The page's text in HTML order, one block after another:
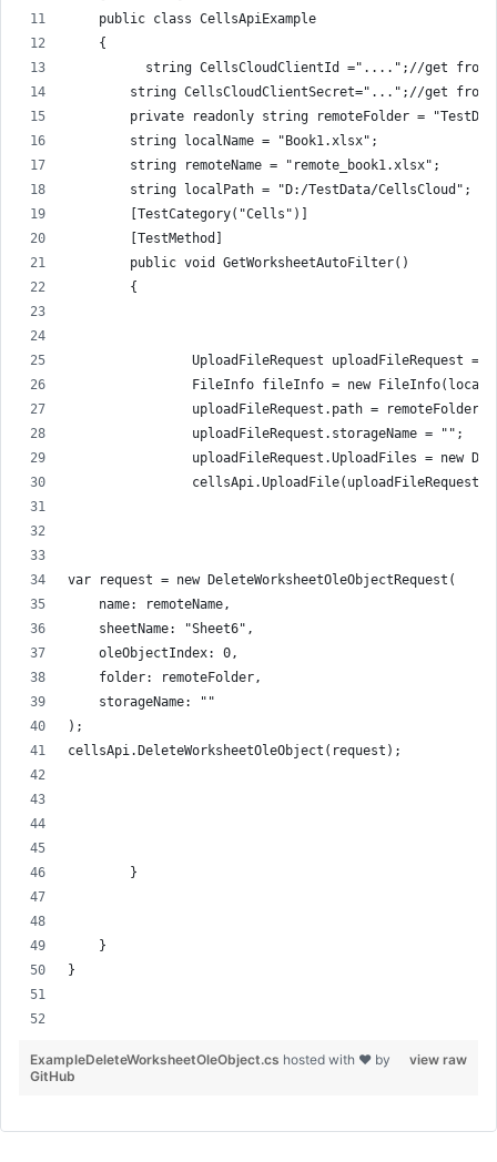
    public class CellsApiExample
    {
string CellsCloudClientId ="....";//get
string CellsCloudClientSecret="...";//get
private readonly string remoteFolder =
        string localName = "Book1.xlsx";
        string remoteName = "remote_book1.xlsx";
        string localPath = "D:/TestData/CellsCloud";
        [TestCategory("Cells")]
        [TestMethod]
        public void GetWorksheetAutoFilter()
        {
UploadFileRequest uploadFileRequest =
FileInfo fileInfo = new
uploadFileRequest.path = remoteFolder
                uploadFileRequest.storageName = "";
uploadFileRequest.UploadFiles = new
                cellsApi.UploadFile(uploadFileRequest);
var request = new DeleteWorksheetOleObjectRequest(
    name: remoteName,
    sheetName: "Sheet6",
    oleObjectIndex: 0,
    folder: remoteFolder,
    storageName: ""
);
cellsApi.DeleteWorksheetOleObject(request);
        }
    }
}
view raw
ExampleDeleteWorksheetOleObject.cs hosted with ❤ by
GitHub